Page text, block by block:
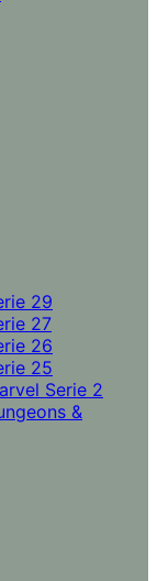
29
27
26
25
Serie 2
&